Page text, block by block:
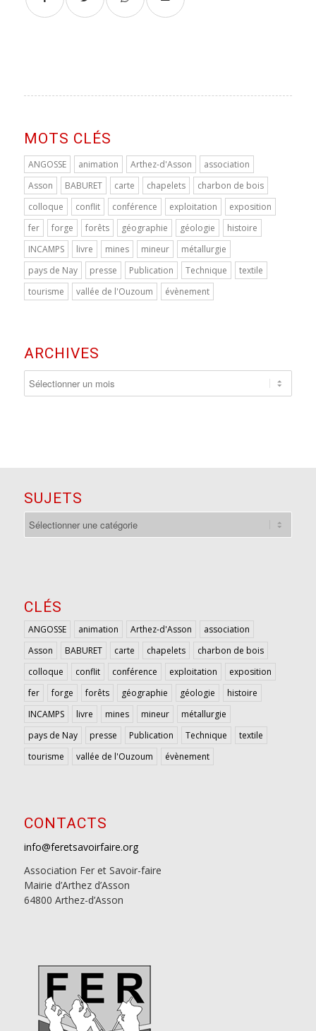
MOTS CLÉS
ANGOSSE animation Arthez-d'Asson
association
Asson
BABURET carte chapelets
charbon de bois
colloque
conflit conférence exploitation
exposition
fer
forge forêts géographie géologie
histoire
INCAMPS
livre mines mineur
métallurgie
pays de Nay
presse Publication Technique
textile
tourisme
vallée de l'Ouzoum évènement
ARCHIVES
SUJETS
CLÉS
ANGOSSE animation Arthez-d'Asson
association
Asson
BABURET carte chapelets
charbon de bois
colloque
conflit conférence exploitation
exposition
fer
forge forêts géographie géologie
histoire
INCAMPS
livre mines mineur
métallurgie
pays de Nay
presse Publication Technique
textile
tourisme
vallée de l'Ouzoum évènement
CONTACTS
info@feretsavoirfaire.org
Association Fer et Savoir-faire
Mairie d’Arthez d’Asson
64800 Arthez-d’Asson